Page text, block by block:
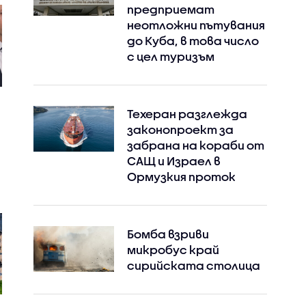
предприемат
неотложни пътувания
до Куба, в това число
с цел туризъм
Техеран разглежда
законопроект за
забрана на кораби от
САЩ и Израел в
Ормузкия проток
Бомба взриви
микробус край
сирийската столица